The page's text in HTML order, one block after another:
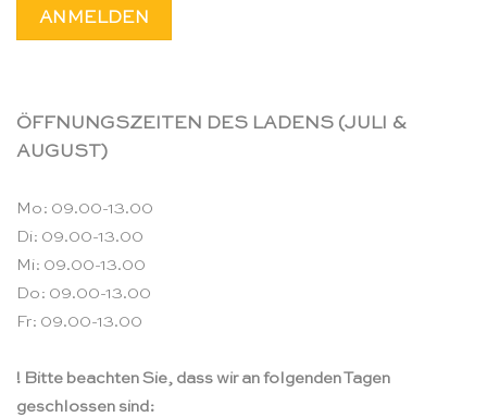
ÖFFNUNGSZEITEN DES LADENS (JULI &
AUGUST)
Mo: 09.00-13.00
Di: 09.00-13.00
Mi: 09.00-13.00
Do: 09.00-13.00
Fr: 09.00-13.00
! Bitte beachten Sie, dass wir an folgenden Tagen
geschlossen sind: